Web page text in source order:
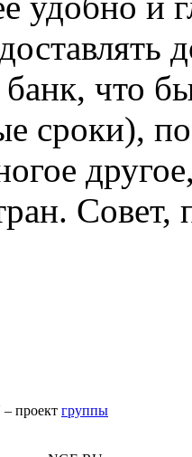
что
сроки),
Совет,
проект группы